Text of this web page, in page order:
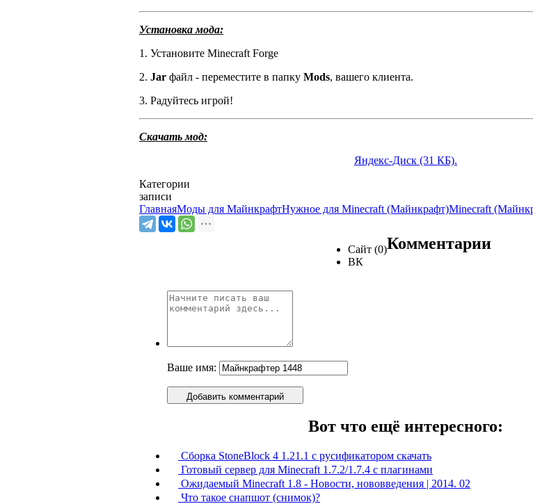
Установка мода:
1. Установите Minecraft Forge
2. Jar файл - переместите в папку Mods, вашего клиента.
3. Радуйтесь игрой!
Скачать мод:
Яндекс-Диск (31 КБ).
Категории
записи
ГлавнаяМоды для МайнкрафтНужное для Minecraft (Майнкрафт)Minecraft
Сайт (0)
ВК
Комментарии
Ваше имя:
Добавить комментарий
Вот что ещё интересного:
Сборка StoneBlock 4 1.21.1 с русификатором скачать
Готовый сервер для Minecraft 1.7.2/1.7.4 с плагинами
Ожидаемый Minecraft 1.8 - Новости, нововведения | 2014. 02
Что такое снапшот (снимок)?